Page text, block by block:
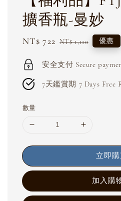
擴香瓶-曼妙
Sale
NT$ 722 Regular
NT$ 1,110 優惠
安全支付 Secure
7天鑑賞期 7 Days Free
數量
立即購
加入購